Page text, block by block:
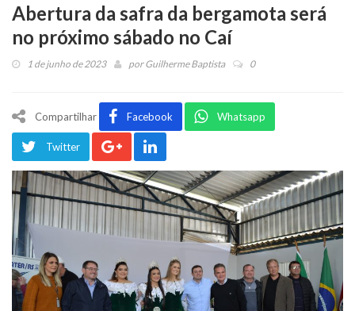
Abertura da safra da bergamota será
no próximo sábado no Caí
1 de junho de 2023 porGuilherme Baptista 0
Compartilhar Facebook Whatsapp
Twitter